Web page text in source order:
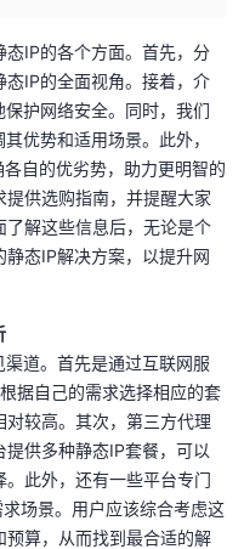
IP的各个方面。首先，分
IP的全面视角。接着，介
护网络安全。同时，我们
优势和适用场景。此外，
自的优劣势，助力更明智的
供选购指南，并提醒大家
解这些信息后，无论是个
态IP解决方案，以提升网
道。首先是通过互联网服
据自己的需求选择相应的套
较高。其次，第三方代理
供多种静态IP套餐，可以
此外，还有一些平台专门
场景。用户应该综合考虑这
算，从而找到最合适的解